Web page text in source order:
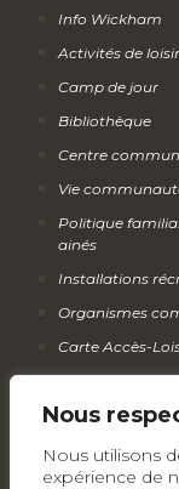
Nous
Nous utilisons
expérience de
Info Wickham
Activités de
Camp de jour
Bibliothèque
Centre
Vie
Politique
ainés
Installations
Organismes
Carte Accès-
Calendrier des
Infolettre